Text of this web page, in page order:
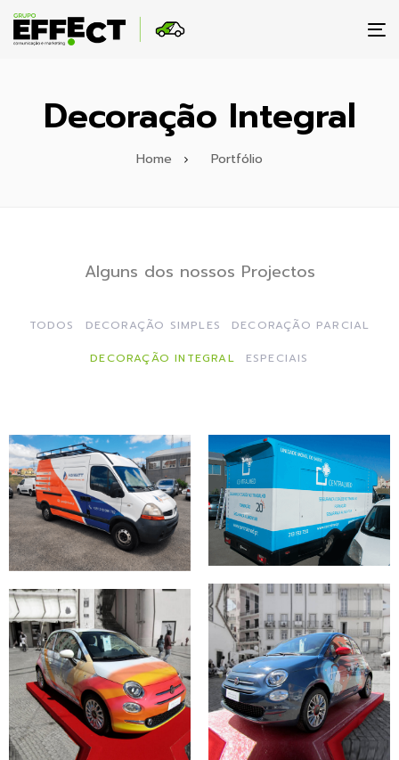
Decoração Integral
Home Portfólio
Alguns dos nossos Projectos
TODOS DECORAÇÃO SIMPLES DECORAÇÃO PARCIAL
DECORAÇÃO INTEGRAL ESPECIAIS